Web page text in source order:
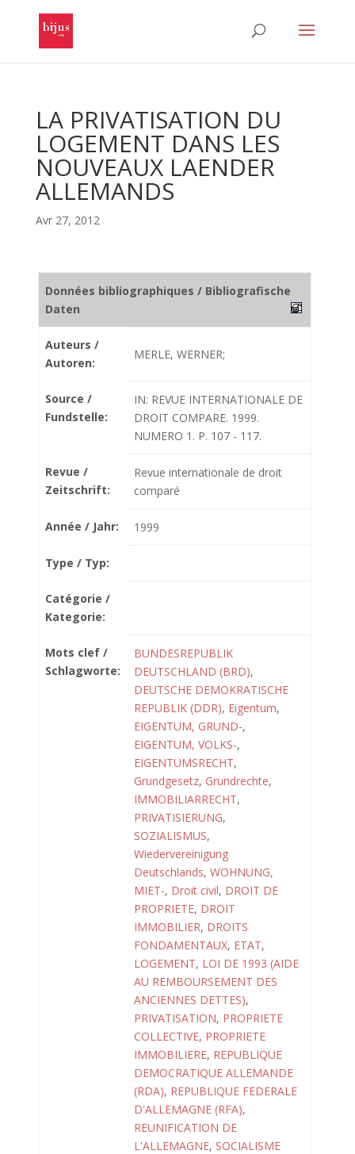
LA PRIVATISATION DU
LOGEMENT DANS LES
NOUVEAUX LAENDER
ALLEMANDS
Avr 27, 2012
Données bibliographiques / Bibliografische
Daten
Auteurs /
Autoren:
MERLE, WERNER;
Source /
Fundstelle:
IN: REVUE INTERNATIONALE DE
DROIT COMPARE. 1999.
NUMERO 1. P. 107 - 117.
Revue /
Zeitschrift:
Revue internationale de droit
comparé
Année / Jahr: 1999
Type / Typ:
Catégorie /
Kategorie:
Mots clef /
Schlagworte:
BUNDESREPUBLIK
DEUTSCHLAND (BRD),
DEUTSCHE DEMOKRATISCHE
REPUBLIK (DDR), Eigentum,
EIGENTUM, GRUND-,
EIGENTUM, VOLKS-,
EIGENTUMSRECHT,
Grundgesetz, Grundrechte,
IMMOBILIARRECHT,
PRIVATISIERUNG,
SOZIALISMUS,
Wiedervereinigung
Deutschlands, WOHNUNG,
MIET-, Droit civil, DROIT DE
PROPRIETE, DROIT
IMMOBILIER, DROITS
FONDAMENTAUX, ETAT,
LOGEMENT, LOI DE 1993 (AIDE
AU REMBOURSEMENT DES
ANCIENNES DETTES),
PRIVATISATION, PROPRIETE
COLLECTIVE, PROPRIETE
IMMOBILIERE, REPUBLIQUE
DEMOCRATIQUE ALLEMANDE
(RDA), REPUBLIQUE FEDERALE
D'ALLEMAGNE (RFA),
REUNIFICATION DE
L'ALLEMAGNE, SOCIALISME